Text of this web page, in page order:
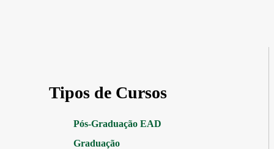
Tipos de Cursos
Pós-Graduação EAD
Graduação